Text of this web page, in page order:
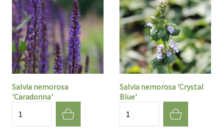
Salvia nemorosa
'Caradonna'
Salvia nemorosa 'Crystal
Blue'